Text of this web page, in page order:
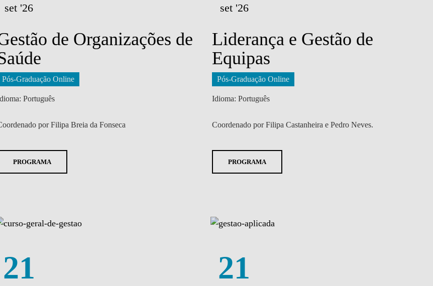
set '26
de Organizações de
Pós-Graduação Online
Português
por Filipa Breia da Fonseca
PROGRAMA
set '26
Liderança e Gestão de
Equipas
Pós-Graduação Online
Idioma: Português
Coordenado por Filipa Castanheira e Pedro Neves.
PROGRAMA
21 21